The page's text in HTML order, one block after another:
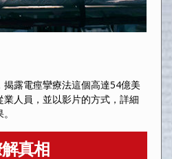
露電痙攣療法這個高達54億美
人員，並以影片的方式，詳細
真相